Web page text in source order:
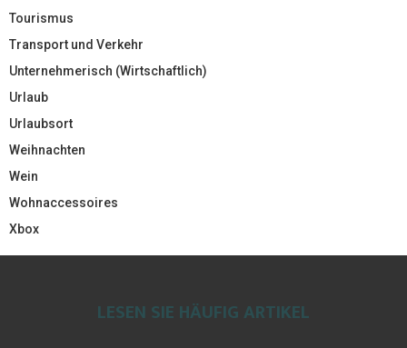
Tourismus
Transport und Verkehr
Unternehmerisch (Wirtschaftlich)
Urlaub
Urlaubsort
Weihnachten
Wein
Wohnaccessoires
Xbox
LESEN SIE HÄUFIG ARTIKEL